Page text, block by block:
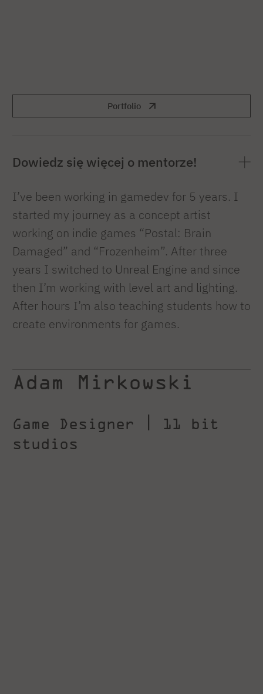
Portfolio
Dowiedz się więcej o mentorze!
I’ve been working in gamedev for 5 years. I
started my journey as a concept artist
working on indie games “Postal: Brain
Damaged” and “Frozenheim”. After three
years I switched to Unreal Engine and since
then I’m working with level art and lighting.
After hours I’m also teaching students how to
create environments for games.
Adam Mirkowski
Game Designer | 11 bit
studios